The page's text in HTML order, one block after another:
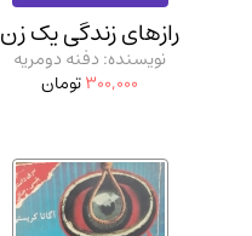
رازهای زندگی یک زن
نویسنده: دفنه دومریه
300,000تومان